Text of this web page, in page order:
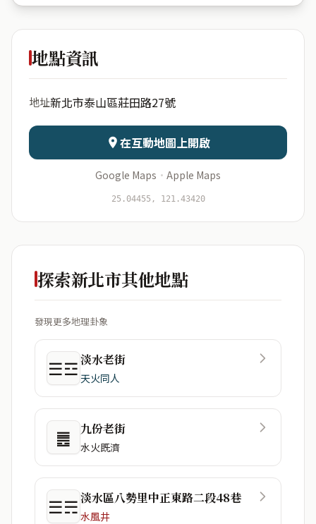
義仁里莊
日期 出生時辰
資料僅用於即時分析，不會儲存於伺服器
地點資訊
地址新北市泰山區莊田路27號
在互動地圖上開啟
Google Maps · Apple Maps
25.04455, 121.43420
探索新北市其他地點
發現更多地理卦象
☰☲淡水老街
天火同人
䷌ 九份老街
水火既濟
☰☴淡水區八勢里中正東路二段48巷
水風井